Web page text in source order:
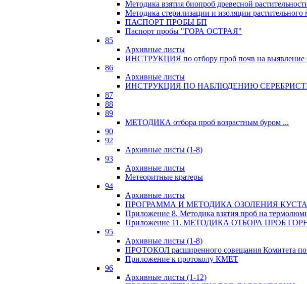
Методика взятия биопроб древесной
Методика стерилизации и изоляции растительного
ПАСПОРТ ПРОБЫ БП
Паспорт пробы "ГОРА ОСТРАЯ"
85
Архивные листы
ИНСТРУКЦИЯ по отбору проб почв на выявление
86
Архивные листы
ИНСТРУКЦИЯ ПО НАБЛЮДЕНИЮ
87
88
89
МЕТОДИКА отбора проб возрастным буром ...
90
92
Архивные листы (1-8)
93
Архивные листы
Метеоритные кратеры
94
Архивные листы
ПРОГРАММА И МЕТОДИКА ОЗОЛЕНИЯ
Приложение 8. Методика взятия проб на
Приложение 11. МЕТОДИКА ОТБОРА ПРОБ
95
Архивные листы (1-8)
ПРОТОКОЛ расширенного совещания Комитета
Приложение к протоколу КМЕТ
96
Архивные листы (1-12)